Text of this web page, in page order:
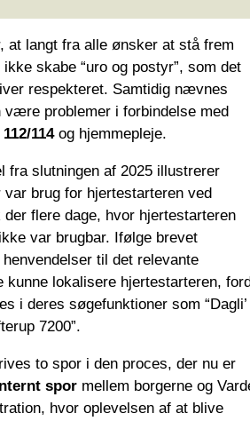
at langt fra alle ønsker at stå frem
skabe “uro og postyr”, som det
respekteret. Samtidig nævnes
være problemer i forbindelse med
112/114og hjemmepleje.
fra slutningen af 2025 illustrerer
brug for hjertestarteren ved
der flere dage, hvor hjertestarteren
var brugbar. Ifølge brevet
til det relevante
kunne lokalisere hjertestarteren,
i deres søgefunktioner som “Dagli’
7200”.
to spor i den proces, der nu er
spor mellem borgerne og
hvor oplevelsen af at blive